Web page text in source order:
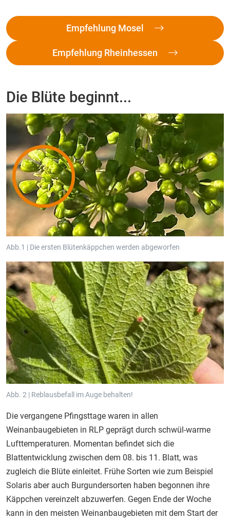
Empfehlung Mosel
Empfehlung Rheinhessen
Die Blüte beginnt...
Abb.1 | Die ersten Blütenkäppchen werden abgeworfen
Abb. 2 | Reblausbefall im Auge behalten!
Die vergangene Pfingsttage waren in allen
Weinanbaugebieten in RLP geprägt durch schwül-warme
Lufttemperaturen. Momentan befindet sich die
Blattentwicklung zwischen dem 08. bis 11. Blatt, was
zugleich die Blüte einleitet. Frühe Sorten wie zum Beispiel
Solaris aber auch Burgundersorten haben begonnen ihre
Käppchen vereinzelt abzuwerfen. Gegen Ende der Woche
kann in den meisten Weinanbaugebieten mit dem Start der